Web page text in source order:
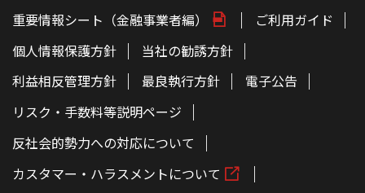
重要情報シート（金融事業者編）
ご利用ガイド
個人情報保護方針
当社の勧誘方針
利益相反管理方針
最良執行方針
電子公告
リスク・手数料等説明ページ
反社会的勢力への対応について
カスタマー・ハラスメントについて